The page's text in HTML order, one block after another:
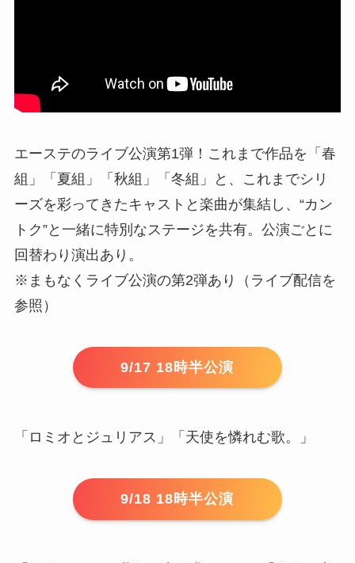
エーステのライブ公演第1弾！これまで作品を「春
組」「夏組」「秋組」「冬組」と、これまでシリ
ーズを彩ってきたキャストと楽曲が集結し、“カン
トク”と一緒に特別なステージを共有。公演ごとに
回替わり演出あり。
※まもなくライブ公演の第2弾あり（ライブ配信を
参照）
9/17 18時半公演
「ロミオとジュリアス」「天使を憐れむ歌。」
9/18 18時半公演